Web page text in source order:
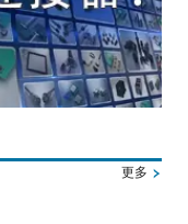
更多